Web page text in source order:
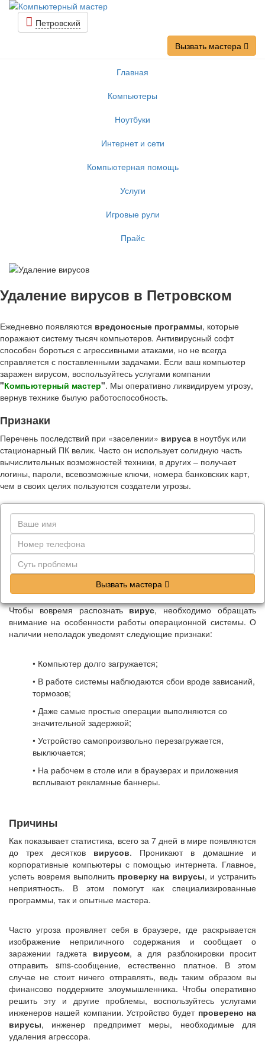
Петровский
Вызвать мастера
Главная
Компьютеры
Ноутбуки
Интернет и сети
Компьютерная помощь
Услуги
Игровые рули
Прайс
Удаление вирусов в Петровском
Ежедневно появляются вредоносные программы, которые
поражают систему тысяч компьютеров. Антивирусный софт
способен бороться с агрессивными атаками, но не всегда
справляется с поставленными задачами. Если ваш компьютер
заражен вирусом, воспользуйтесь услугами компании
"Компьютерный мастер". Мы оперативно ликвидируем угрозу,
вернув технике былую работоспособность.
Признаки
Перечень последствий при «заселении» вируса в ноутбук или
стационарный ПК велик. Часто он использует солидную часть
вычислительных возможностей техники, в других – получает
логины, пароли, всевозможные ключи, номера банковских карт,
чем в своих целях пользуются создатели угрозы.
Вызвать мастера
Чтобы вовремя распознатьвирус, необходимо обращать
внимание на особенности работы операционной системы. О
наличии неполадок уведомят следующие признаки:
• Компьютер долго загружается;
• В работе системы наблюдаются сбои вроде зависаний,
тормозов;
• Даже самые простые операции выполняются со
значительной задержкой;
• Устройство самопроизвольно перезагружается,
выключается;
• На рабочем в столе или в браузерах и приложения
всплывают рекламные баннеры.
Причины
Как показывает статистика, всего за 7 дней в мире появляются
до трех десятков вирусов. Проникают в домашние и
корпоративные компьютеры с помощью интернета. Главное,
успеть вовремя выполнить проверку на вирусы, и устранить
неприятность. В этом помогут как специализированные
программы, так и опытные мастера.
Часто угроза проявляет себя в браузере, где раскрывается
изображение неприличного содержания и сообщает о
заражении гаджета вирусом, а для разблокировки просит
отправить sms-сообщение, естественно платное. В этом
случае не стоит ничего отправлять, ведь таким образом вы
финансово поддержите злоумышленника. Чтобы оперативно
решить эту и другие проблемы, воспользуйтесь услугами
инженеров нашей компании. Устройство будет проверено на
вирусы, инженер предпримет меры, необходимые для
удаления агрессора.